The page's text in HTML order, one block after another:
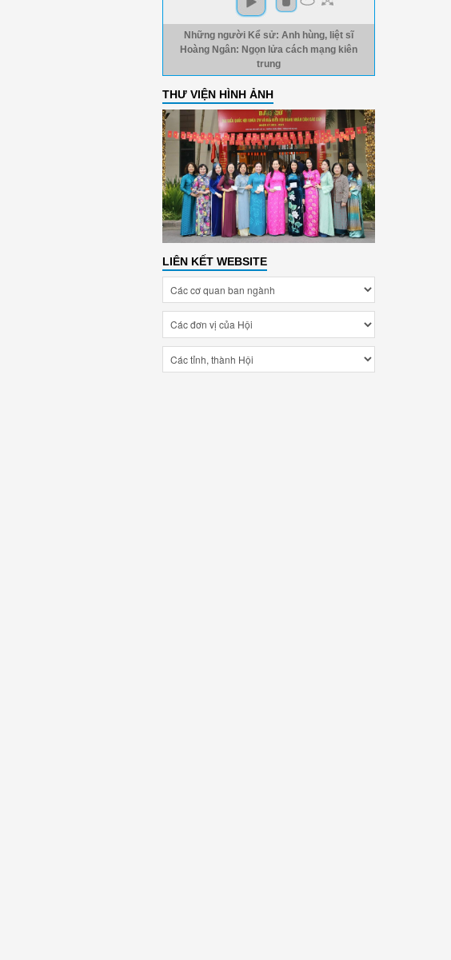
Những người Kể sử: Anh hùng, liệt sĩ
Hoàng Ngân: Ngọn lửa cách mạng kiên
trung
THƯ VIỆN HÌNH ẢNH
LIÊN KẾT WEBSITE